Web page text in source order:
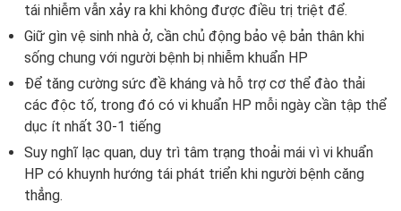
tái nhiễm vẫn xảy ra khi không được điều trị triệt để.
Giữ gìn vệ sinh nhà ở, cần chủ động bảo vệ bản thân khi
sống chung với người bệnh bị nhiễm khuẩn HP
Để tăng cường sức đề kháng và hỗ trợ cơ thể đào thải
các độc tố, trong đó có vi khuẩn HP mỗi ngày cần tập thể
dục ít nhất 30-1 tiếng
Suy nghĩ lạc quan, duy trì tâm trạng thoải mái vì vi khuẩn
HP có khuynh hướng tái phát triển khi người bệnh căng
thẳng.